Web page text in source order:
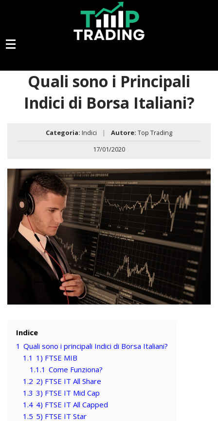
Quali sono i Principali
Indici di Borsa Italiani?
Categoria: Indici | Autore: Top Trading
17/01/2020
Indice
1 Quali sono i principali Indici di Borsa Italiani?
1.1 1) FTSE MIB
1.1.1 Come Funziona?
1.2 2) FTSE IT All Share
1.3 3) FTSE IT Mid Cap
1.4 4) FTSE IT All Capped
1.5 5) FTSE IT Star